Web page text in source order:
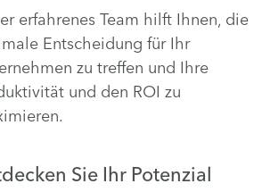
erfahrenes Team hilft Ihnen, die
Entscheidung für Ihr
zu treffen und Ihre
und den ROI zu
Sie Ihr Potenzial